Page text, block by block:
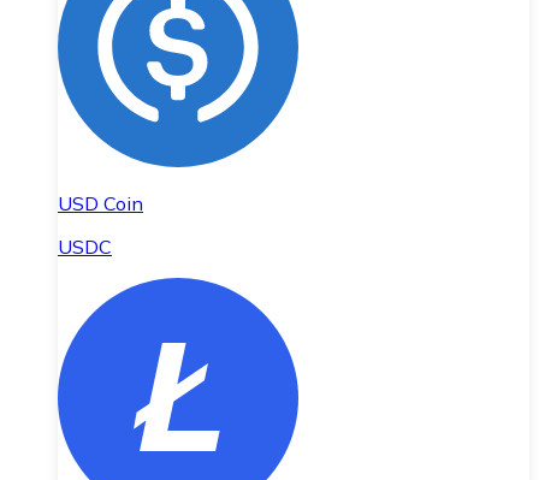
USD Coin
USDC